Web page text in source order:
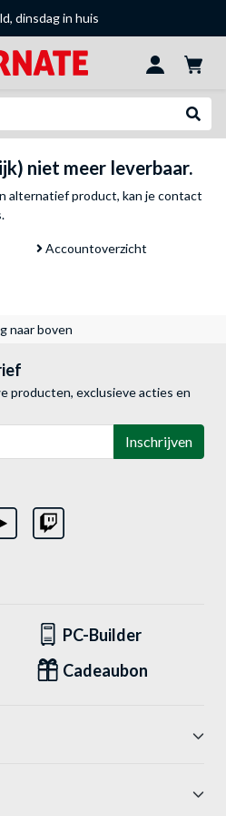
dinsdag in huis
niet meer leverbaar.
alternatief product, kan jecontact
.
Accountoverzicht
naar boven
producten, exclusieve acties en
Inschrijven
PC-Builder
Cadeaubon